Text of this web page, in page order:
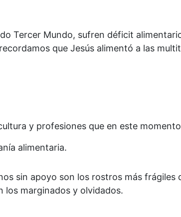
Tercer Mundo, sufren déficit
que Jesús alimentó a las
y profesiones que en este
alimentaria.
sin apoyo son los rostros más
los marginados y olvidados.